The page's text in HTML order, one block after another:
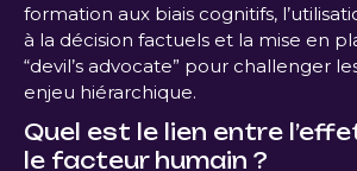
formation aux biais cognitifs,
à la décision factuels et la mise en
“devil’s advocate” pour challenger
enjeu hiérarchique.
Quel est le lien entre
le facteur humain ?